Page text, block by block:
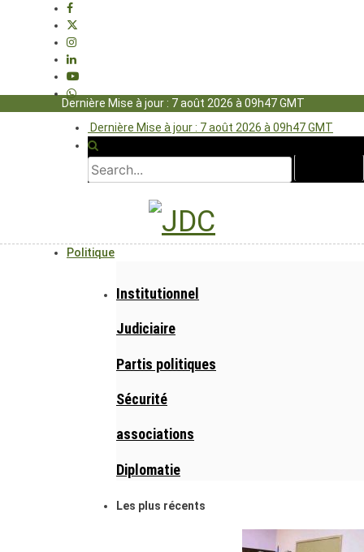
Dernière Mise à jour : 7 août 2026 à 09h47 GMT
Dernière Mise à jour : 7 août 2026 à 09h47 GMT
Politique
Institutionnel
Judiciaire
Partis politiques
Sécurité
associations
Diplomatie
Les plus récents